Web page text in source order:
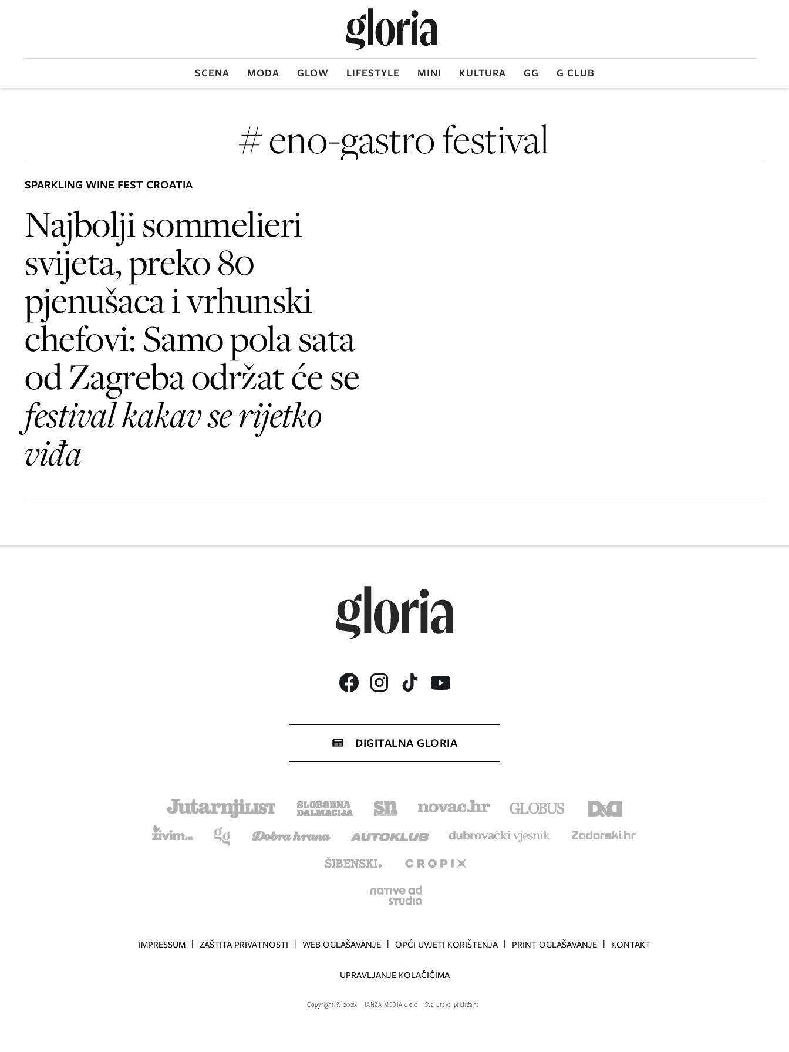
SCENA MODA GLOW LIFESTYLE MINI KULTURA GG G CLUB
# eno-gastro festival
SPARKLING WINE FEST CROATIA
Najbolji sommelieri
svijeta, preko 80
pjenušaca i vrhunski
chefovi: Samo pola sata
od Zagreba održat će se
festival kakav se rijetko
viđa
DIGITALNA GLORIA
IMPRESSUM ZAŠTITA PRIVATNOSTI WEB OGLAŠAVANJE OPĆI UVJETI KORIŠTENJA PRINT OGLAŠAVANJE KONTAKT
UPRAVLJANJE KOLAČIĆIMA
Copyright© 2026. HANZA MEDIA d.o.o Sva prava pridržana